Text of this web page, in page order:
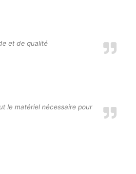
et de qualité
le matériel nécessaire pour